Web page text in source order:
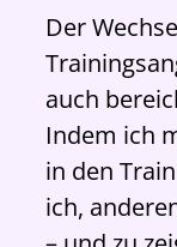
Der
auch
Indem ich
in den
ich,